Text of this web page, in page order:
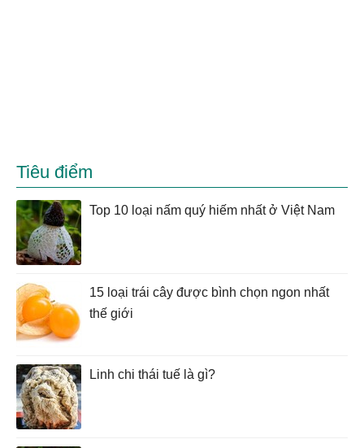
Tiêu điểm
Top 10 loại nấm quý hiếm nhất ở Việt Nam
15 loại trái cây được bình chọn ngon nhất
thế giới
Linh chi thái tuế là gì?